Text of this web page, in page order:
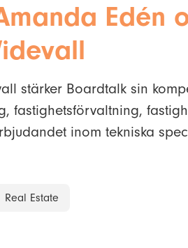
Edén
stärker Boardtalk sin
fastighetsförvaltning,
inom tekniska
Real Estate